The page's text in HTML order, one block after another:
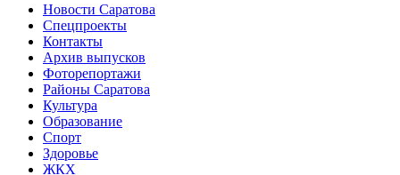
Новости Саратова
Спецпроекты
Контакты
Архив выпусков
Фоторепортажи
Районы Саратова
Культура
Образование
Спорт
Здоровье
ЖКХ